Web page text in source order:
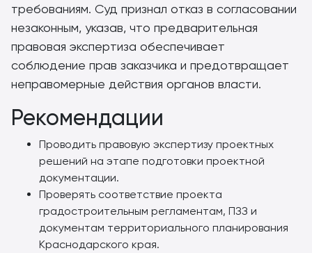
требованиям. Суд признал отказ в согласовании
незаконным, указав, что предварительная
правовая экспертиза обеспечивает
соблюдение прав заказчика и предотвращает
неправомерные действия органов власти.
Рекомендации
Проводить правовую экспертизу проектных
решений на этапе подготовки проектной
документации.
Проверять соответствие проекта
градостроительным регламентам, ПЗЗ и
документам территориального планирования
Краснодарского края.